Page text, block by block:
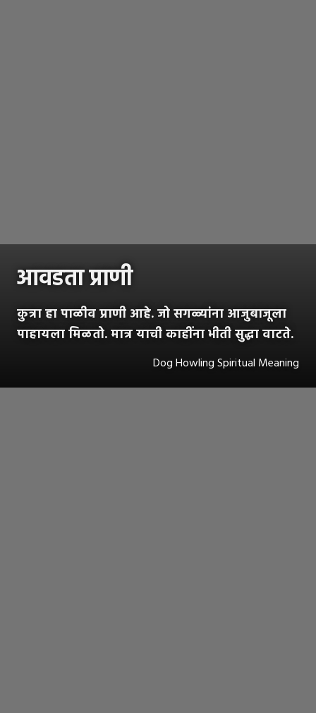
आवडता प्राणी
कुत्रा हा पाळीव प्राणी आहे. जो सगळ्यांना आजुबाजूला
पाहायला मिळतो. मात्र याची काहींना भीती सुद्धा वाटते.
Dog Howling Spiritual Meaning